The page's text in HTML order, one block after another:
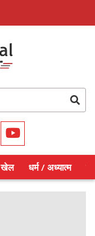
खेल धर्म / अध्यात्म